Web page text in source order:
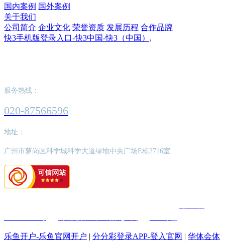
国内案例 国外案例
关于我们
公司简介 企业文化 荣誉资质 发展历程 合作品牌
快3手机版登录入口-快3中国-快3（中国）,
服务热线：
020-87566596
地址：
广州市萝岗区科学城科学大道绿地中央广场E栋2716室
乐鱼开户-乐鱼官网开户 | 分分彩登录APP-登入官网 | 华体会体